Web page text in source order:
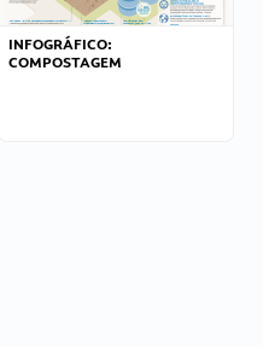
INFOGRÁFICO:
COMPOSTAGEM